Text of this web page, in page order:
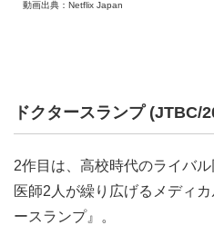
動画出典：Netflix Japan
ドクタースランプ (JTBC/
2作目は、高校時代のライバ
医師2人が繰り広げるメディ
ースランプ』。